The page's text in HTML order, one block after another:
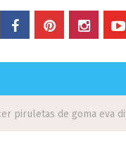
piruletas de goma eva